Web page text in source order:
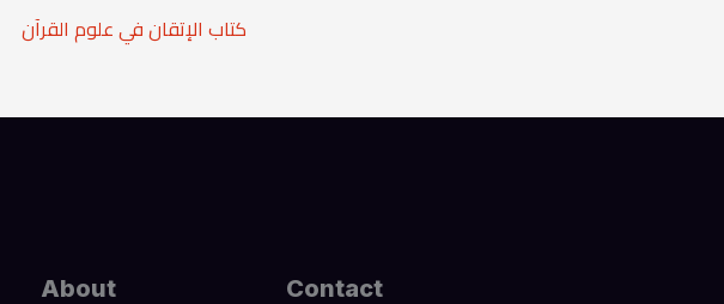
كتاب الإتقان في علوم القرآن
About Contact